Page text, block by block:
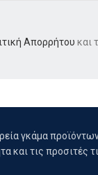
Απορρήτου και
γκάμα
και τις προσιτές